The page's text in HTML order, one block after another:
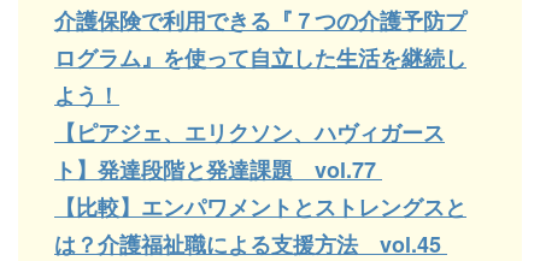
介護保険で利用できる『７つの介護予防プ
ログラム』を使って自立した生活を継続し
よう！
【ピアジェ、エリクソン、ハヴィガース
ト】発達段階と発達課題 vol.77
【比較】エンパワメントとストレングスと
は？介護福祉職による支援方法 vol.45